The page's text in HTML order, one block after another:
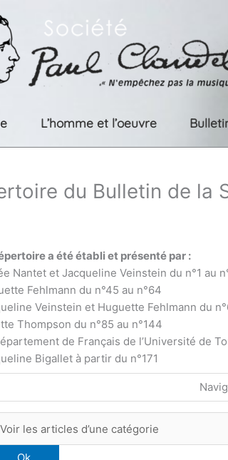
L’homme et l’oeuvre
du Bulletin de la
a été établi et présenté par :
Nantet et Jacqueline Veinstein du n°1 au
Fehlmann du n°45 au n°64
Veinstein et Huguette Fehlmann du
Thompson du n°85 au n°144
de Français de l’Université de
Bigallet à partir du n°171